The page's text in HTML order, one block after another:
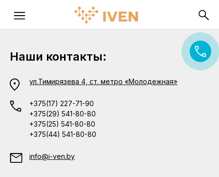
Наши контакты:
ул.Тимирязева 4, ст. метро «Молодежная»
+375(17) 227-71-90
+375(29) 541-80-80
+375(25) 541-80-80
+375(44) 541-80-80
info@i-ven.by